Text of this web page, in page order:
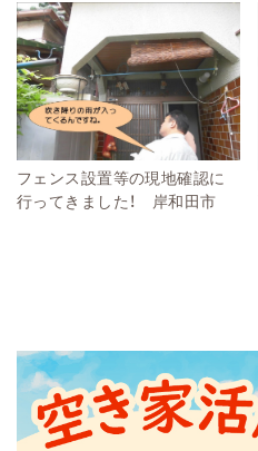
フェンス設置等の現地確認に
行ってきました！ 岸和田市